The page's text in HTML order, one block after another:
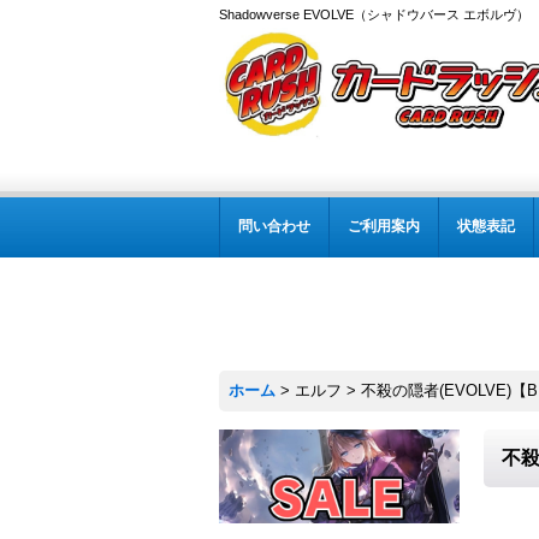
Shadowverse EVOLVE（シャドウバース エボルヴ
問い合わせ ご利用案内 状態表記
ホーム > エルフ > 不殺の隠者(EVOLVE)【
不